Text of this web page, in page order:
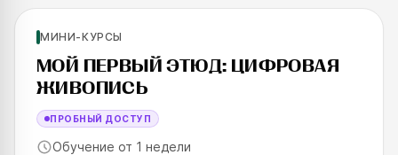
SKILLS UP
МИНИ-КУРСЫ
МОЙ ПЕРВЫЙ ЭТЮД: ЦИФРОВАЯ
ЖИВОПИСЬ
ПРОБНЫЙ ДОСТУП
Обучение от 1 недели